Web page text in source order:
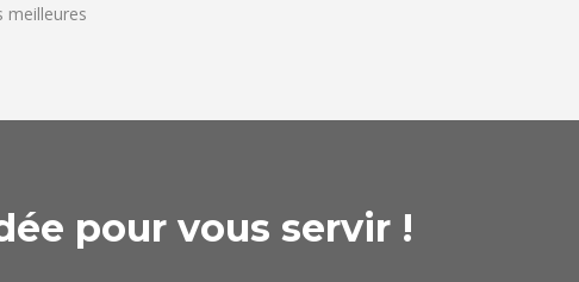
meilleures
pour vous servir !